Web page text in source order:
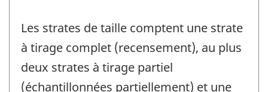
Les strates de taille comptent une strate
à tirage complet (recensement), au plus
deux strates à tirage partiel
(échantillonnées partiellement) et une